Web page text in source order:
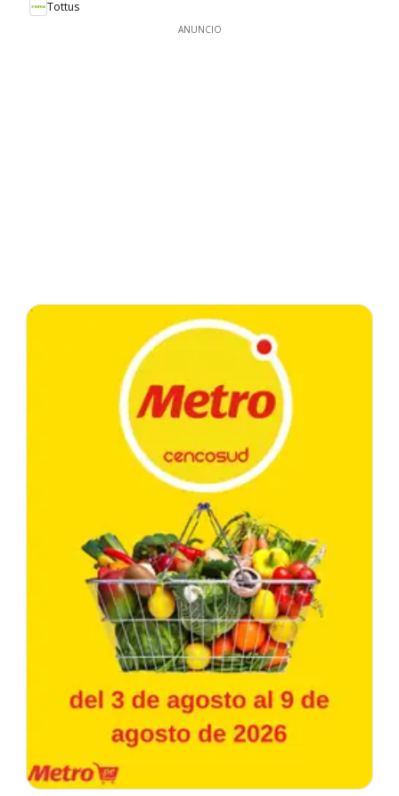
Tottus
ANUNCIO